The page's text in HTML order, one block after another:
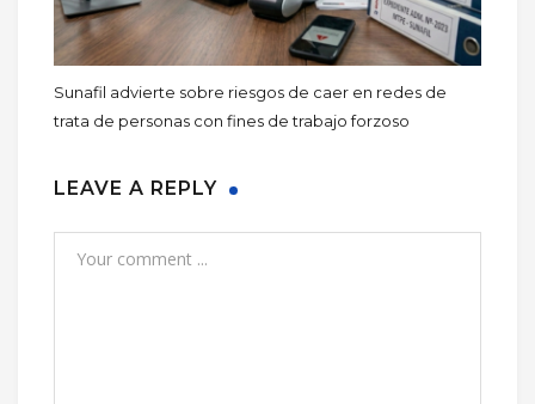
Sunafil advierte sobre riesgos de caer en redes de
trata de personas con fines de trabajo forzoso
LEAVE A REPLY